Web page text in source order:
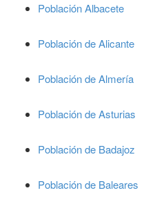
Población Albacete
Población de Alicante
Población de Almería
Población de Asturias
Población de Badajoz
Población de Baleares